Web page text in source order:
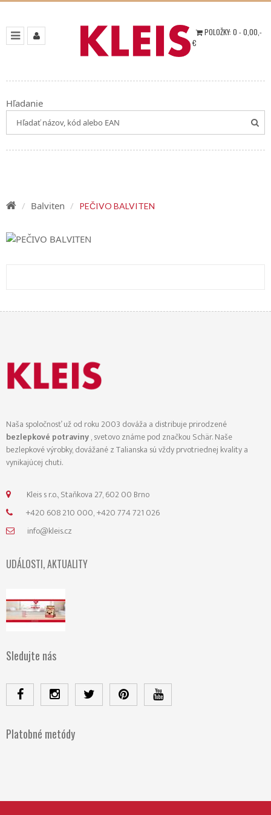
POLOŽKY:0 -0,00 ,-
€
Hľadanie
Balviten PEČIVO BALVITEN
Naša spoločnosť už od roku 2003 dováža a distribuje prirodzené
bezlepkové potraviny, svetovo známe pod značkou Schär. Naše
bezlepkové výrobky, dovážané z Talianska sú vždy prvotriednej kvality a
vynikajúcej chuti.
Kleis s r.o., Staňkova 27, 602 00 Brno
+420 608 210 000, +420 774 721 026
info@kleis.cz
UDÁLOSTI, AKTUALITY
Sledujte nás
Platobné metódy